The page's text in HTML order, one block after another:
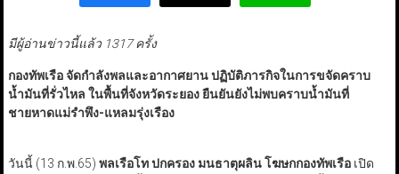
มีผู้อ่านข่าวนี้แล้ว 1317 ครั้ง
กองทัพเรือ จัดกำลังพลและอากาศยาน ปฏิบัติภารกิจในการขจัดคราบ
น้ำมันที่รั่วไหล ในพื้นที่จังหวัดระยอง ยืนยันยังไม่พบคราบน้ำมันที่
ชายหาดแม่รำพึง-แหลมรุ่งเรือง
วันนี้ (13 ก.พ.65) พลเรือโท ปกครอง มนธาตุผลิน โฆษกกองทัพเรือเปิด